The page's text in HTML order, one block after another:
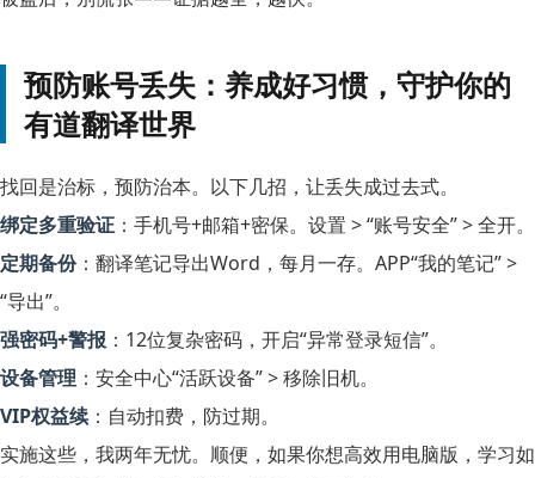
预防账号丢失：养成好习惯，守护你的
有道翻译世界
找回是治标，预防治本。以下几招，让丢失成过去式。
绑定多重验证 ：手机号+邮箱+密保。设置 > “账号安全” > 全开。
定期备份：翻译笔记导出Word，每月一存。APP“我的笔记” >
“导出”。
强密码+警报 ：12位复杂密码，开启“异常登录短信”。
设备管理 ：安全中心“活跃设备” > 移除旧机。
VIP权益续：自动扣费，防过期。
实施这些，我两年无忧。顺便，如果你想高效用电脑版， 学习如